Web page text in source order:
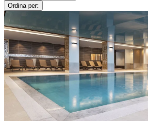
Ordina per: